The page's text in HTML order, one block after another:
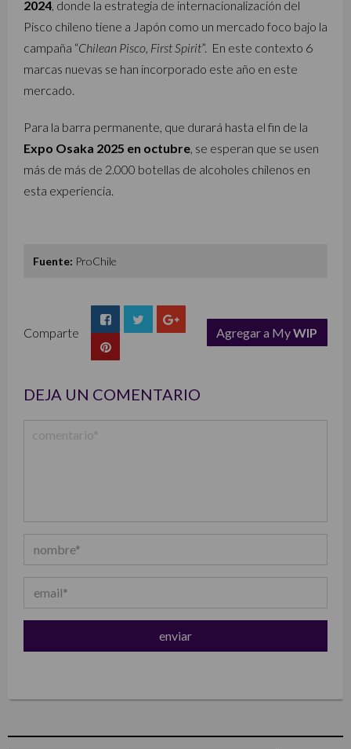
2024 , donde la estrategia de internacionalización del
Pisco chileno tiene a Japón como un mercado foco bajo la
campaña “Chilean Pisco, First Spirit”. En este contexto 6
marcas nuevas se han incorporado este año en este
mercado.
Para la barra permanente, que durará hasta el fin de la
Expo Osaka 2025 en octubre , se esperan que se usen
más de más de 2.000 botellas de alcoholes chilenos en
esta experiencia.
Fuente: ProChile
Comparte Agregar a MyWIP
DEJA UN COMENTARIO